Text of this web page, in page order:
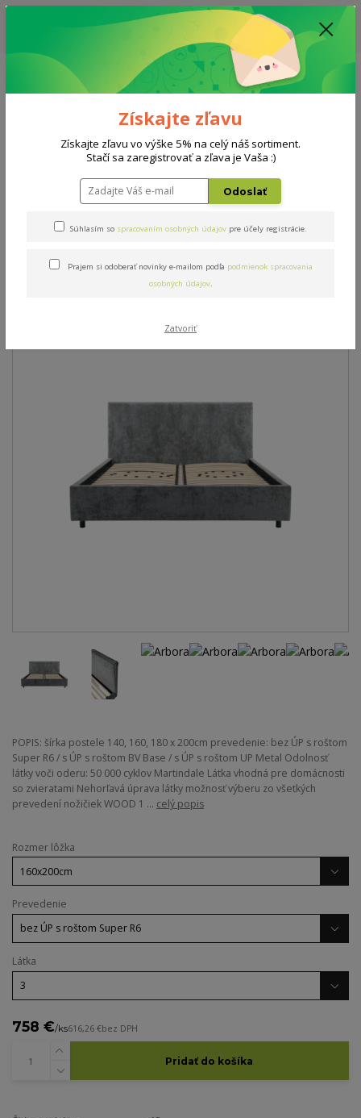
ZĽAVA: VŠETKY VYSTAVENÉ POSTELE ZA 400€ - CENA MATRACU A ROŠTU
PODĽA VÝBERU / DODACIA LEHOTA JE AKTUÁLNE 10-15 PRACOVNÝCH
Menu
0908 777 700 Po-So: 10-18 hod.
0
Postele Arbora
Arbora
Novinka Akcia
POPIS: šírka postele 140, 160, 180 x 200cm prevedenie: bez ÚP s roštom
Super R6 / s ÚP s roštom BV Base / s ÚP s roštom UP Metal Odolnosť
látky voči oderu: 50 000 cyklov Martindale Látka vhodná pre domácnosti
so zvieratami Nehorľavá úprava látky možnosť výberu zo všetkých
prevedení nožičiek WOOD 1 ... celý popis
Rozmer lôžka
Prevedenie
Látka
758 €/ks616,26 €bez DPH
Pridať do košíka
Získajte zľavu
Získajte zľavu vo výške 5% na celý náš sortiment.
Stačí sa zaregistrovať a zľava je Vaša :)
Odoslať
Súhlasím so spracovaním osobných údajov pre účely registrácie.
Prajem si odoberať novinky e-mailom podľa podmienok spracovania
osobných údajov.
Zatvoriť